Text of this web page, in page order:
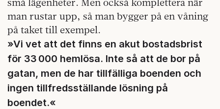
man rustar upp, så man bygger på en våning
på taket till exempel.
»Vi vet att det finns en akut bostadsbrist
för 33 000 hemlösa. Inte så att de bor på
gatan, men de har tillfälliga boenden och
ingen tillfredsställande lösning på
boendet.«